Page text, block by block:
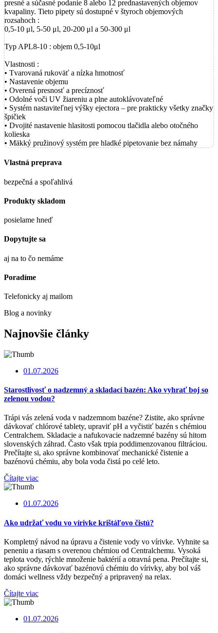
presné a súčasné podanie 8 alebo 12 prednastavených objemov
kvapaliny. Tieto pipety sú dostupné v štyroch objemových
rozsahoch :
0,5-10 μl, 5-50 μl, 20-200 μl a 50-300 μl
Typ APL8-10 : objem 0,5-10μl
Vlastnosti :
• Tvarovaná rukoväť a nízka hmotnosť
• Nastavenie objemu
• Overená presnosť a precíznosť
• Odolné voči UV žiareniu a plne autoklávovateľné
• Systém nastaviteľnej výšky ejectora – pre prakticky všetky značky
špičiek
• Dvojité nastavenie hlasitosti pomocou tlačidla alebo otočného
kolieska
• Mäkký pružinový systém pre hladké pipetovanie bez námahy
Vlastná preprava
bezpečná a spoľahlivá
Produkty skladom
posielame hneď
Dopytujte sa
aj na to čo nemáme
Poradíme
Telefonicky aj mailom
Blog a novinky
Najnovšie články
01.07.2026
Starostlivosť o nadzemný a skladací bazén: Ako vyhrať boj so
zelenou vodou?
Trápi vás zelená voda v nadzemnom bazéne? Zistite, ako správne
dávkovať chlórové tablety, upraviť pH a vyčistiť bazén s chémiou
Centralchem. Skladacie a nafukovacie nadzemné bazény sú hitom
slovenských záhrad. Často však trpia poddimenzovanou filtráciou.
Prečítajte si, ako správne kombinovať mechanické čistenie a
bazénovú chémiu, aby bola voda čistá po celé leto.
Čítajte viac
01.07.2026
Ako udržať vodu vo vírivke krištáľovo čistú?
Kompletný návod na úpravu a čistenie vody vo vírivke. Vyhnite sa
peneniu a riasam s overenou chémiou od Centralchemu. Vysoká
teplota vody, rýchle množenie baktérií a otravná pena. Prečítajte si,
ako správne dávkovať bazénovú chémiu do vírivky, aby bol váš
domáci wellness vždy bezpečný a pripravený na relax.
Čítajte viac
01.07.2026